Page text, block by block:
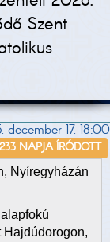
Szent
december 17. 18:00
NAPJA ÍRÓDOTT
Nyíregyházán